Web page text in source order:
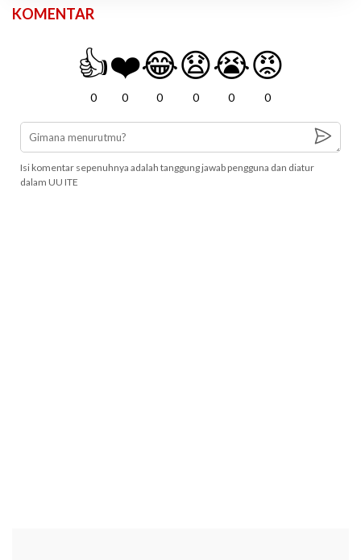
KOMENTAR
👍
0
❤️
0
😂
0
😧
0
😭
0
😡
0
Isi komentar sepenuhnya adalah tanggung jawab pengguna dan diatur
dalam UU ITE